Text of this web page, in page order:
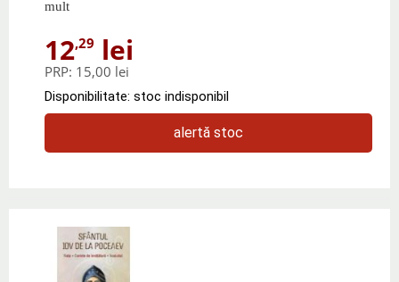
mult
12,29 lei
PRP: 15,00 lei
Disponibilitate: stoc indisponibil
alertă stoc